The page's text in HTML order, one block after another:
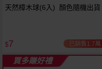
天然樟木球(6入) 顏色隨機出貨
$7 已銷售1.7萬
買多賺好禮